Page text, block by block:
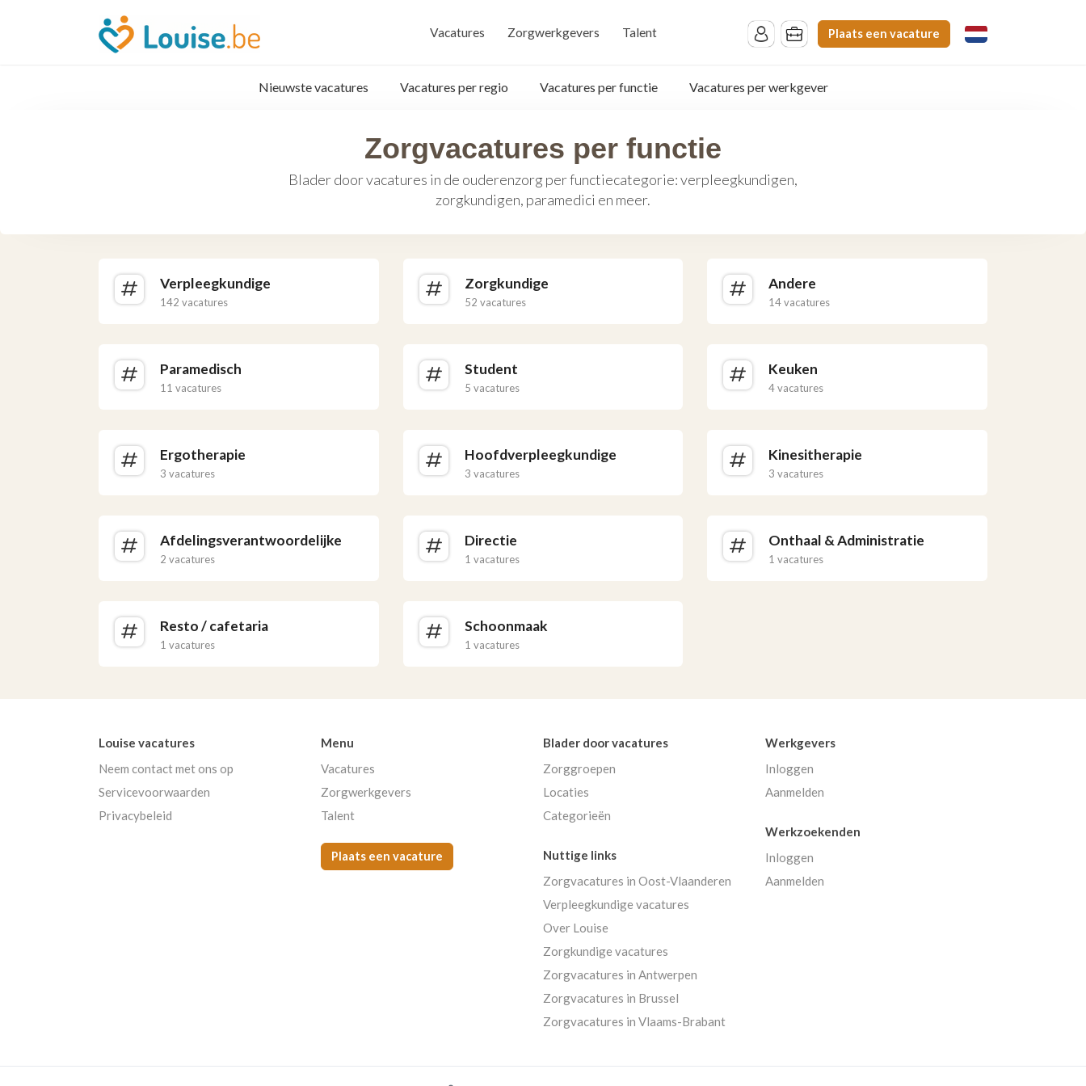
Vacatures Zorgwerkgevers Talent Plaats een vacature
Nieuwste vacatures Vacatures per regio Vacatures per functie Vacatures per werkgever
Zorgvacatures per functie
Blader door vacatures in de ouderenzorg per functiecategorie: verpleegkundigen,
zorgkundigen, paramedici en meer.
Verpleegkundige
142 vacatures
Zorgkundige
52 vacatures
Andere
14 vacatures
Paramedisch
11 vacatures
Student
5 vacatures
Keuken
4 vacatures
Ergotherapie
3 vacatures
Hoofdverpleegkundige
3 vacatures
Kinesitherapie
3 vacatures
Afdelingsverantwoordelijke
2 vacatures
Directie
1 vacatures
Onthaal & Administratie
1 vacatures
Resto / cafetaria
1 vacatures
Schoonmaak
1 vacatures
Louise vacatures
Neem contact met ons op
Servicevoorwaarden
Privacybeleid
Menu
Vacatures
Zorgwerkgevers
Talent
Plaats een vacature
Blader door vacatures
Zorggroepen
Locaties
Categorieën
Werkgevers
Inloggen
Aanmelden
Werkzoekenden
Inloggen
Aanmelden
Nuttige links
Zorgvacatures in Oost-Vlaanderen
Verpleegkundige vacatures
Over Louise
Zorgkundige vacatures
Zorgvacatures in Antwerpen
Zorgvacatures in Brussel
Zorgvacatures in Vlaams-Brabant